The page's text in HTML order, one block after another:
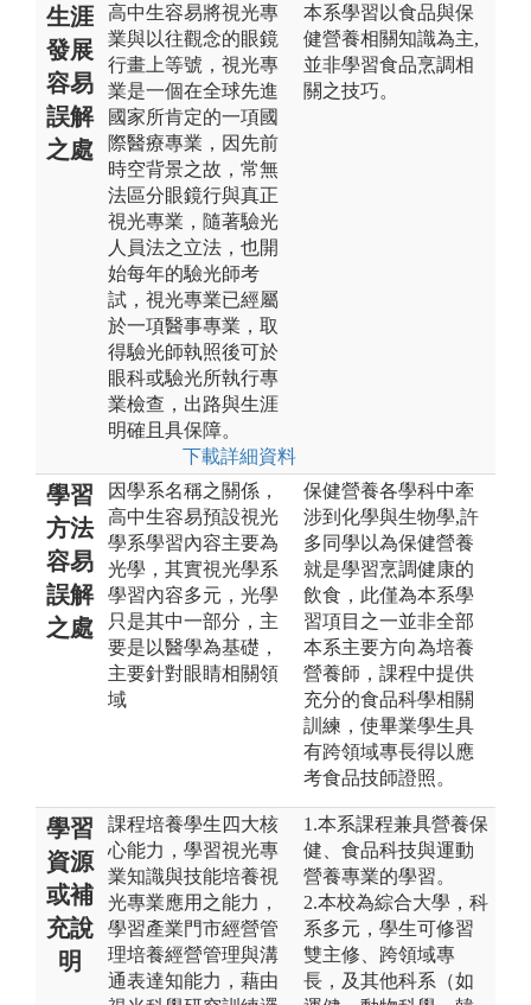
生涯
發展
容易
誤解
之處
高中生容易將視光專
業與以往觀念的眼鏡
行畫上等號，視光專
業是一個在全球先進
國家所肯定的一項國
際醫療專業，因先前
時空背景之故，常無
法區分眼鏡行與真正
視光專業，隨著驗光
人員法之立法，也開
始每年的驗光師考
試，視光專業已經屬
於一項醫事專業，取
得驗光師執照後可於
眼科或驗光所執行專
業檢查，出路與生涯
明確且具保障。
下載詳細資料
本系學習以食品與保
健營養相關知識為主,
並非學習食品烹調相
關之技巧。
學習
方法
容易
誤解
之處
因學系名稱之關係，
高中生容易預設視光
學系學習內容主要為
光學，其實視光學系
學習內容多元，光學
只是其中一部分，主
要是以醫學為基礎，
主要針對眼睛相關領
域
保健營養各學科中牽
涉到化學與生物學,許
多同學以為保健營養
就是學習烹調健康的
飲食，此僅為本系學
習項目之一並非全部
本系主要方向為培養
營養師，課程中提供
充分的食品科學相關
訓練，使畢業學生具
有跨領域專長得以應
考食品技師證照。
學習
資源
或補
充說
明
課程培養學生四大核
心能力，學習視光專
業知識與技能培養視
光專業應用之能力，
學習產業門市經營管
理培養經營管理與溝
通表達知能力，藉由
1.本系課程兼具營養保
健、食品科技與運動
營養專業的學習。
2.本校為綜合大學，科
系多元，學生可修習
雙主修、跨領域專
長，及其他科系（如